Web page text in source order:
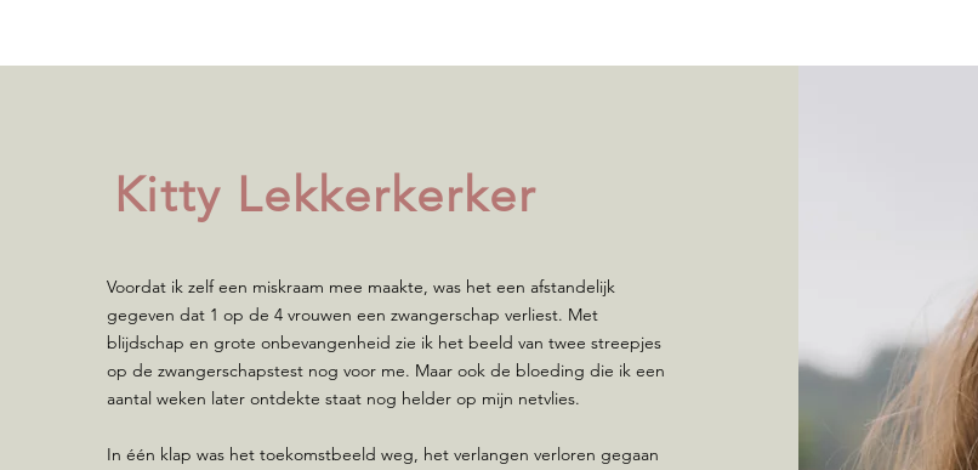
Kitty Lekkerkerker
Voordat ik zelf een miskraam mee maakte, was het een afstandelijk
gegeven dat 1 op de 4 vrouwen een zwangerschap verliest. Met
blijdschap en grote onbevangenheid zie ik het beeld van twee streepjes
op de zwangerschapstest nog voor me. Maar ook de bloeding die ik een
aantal weken later ontdekte staat nog helder op mijn netvlies.
In één klap was het toekomstbeeld weg, het verlangen verloren gegaan